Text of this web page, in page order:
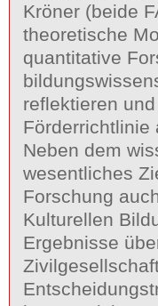
Kröner (beide
theoretische
quantitative
reflektieren
Förderrichtlinie
Neben dem
wesentliches
Forschung
Kulturellen
Ergebnisse